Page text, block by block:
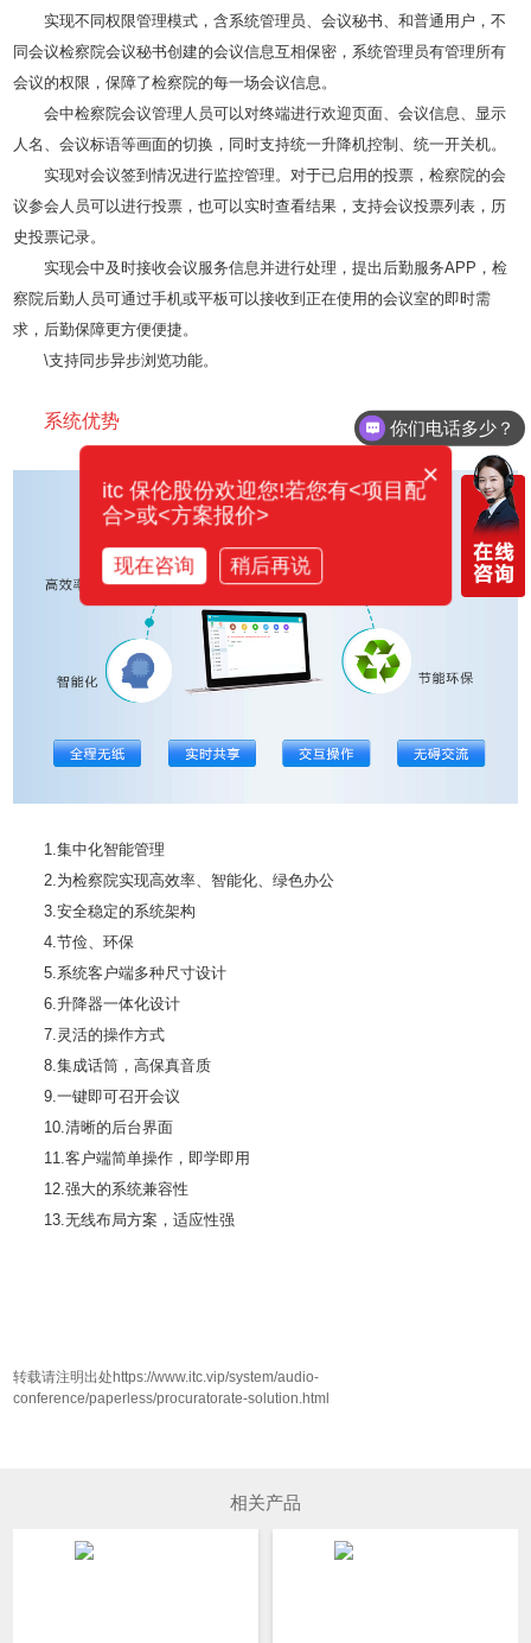
实现不同权限管理模式，含系统管理员、会议秘书、和普通用户，不
同会议检察院会议秘书创建的会议信息互相保密，系统管理员有管理所有
会议的权限，保障了检察院的每一场会议信息。
会中检察院会议管理人员可以对终端进行欢迎页面、会议信息、显示
人名、会议标语等画面的切换，同时支持统一升降机控制、统一开关机。
实现对会议签到情况进行监控管理。对于已启用的投票，检察院的会
议参会人员可以进行投票，也可以实时查看结果，支持会议投票列表，历
史投票记录。
实现会中及时接收会议服务信息并进行处理，提出后勤服务APP，检
察院后勤人员可通过手机或平板可以接收到正在使用的会议室的即时需
求，后勤保障更方便便捷。
\支持同步异步浏览功能。
系统优势
1.集中化智能管理
2.为检察院实现高效率、智能化、绿色办公
3.安全稳定的系统架构
4.节俭、环保
5.系统客户端多种尺寸设计
6.升降器一体化设计
7.灵活的操作方式
8.集成话筒，高保真音质
9.一键即可召开会议
10.清晰的后台界面
11.客户端简单操作，即学即用
12.强大的系统兼容性
13.无线布局方案，适应性强
转载请注明出处https://www.itc.vip/system/audio-
conference/paperless/procuratorate-solution.html
相关产品
你们电话多少？
×
itc 保伦股份欢迎您!若您有<项目配
合>或<方案报价>
现在咨询 稍后再说